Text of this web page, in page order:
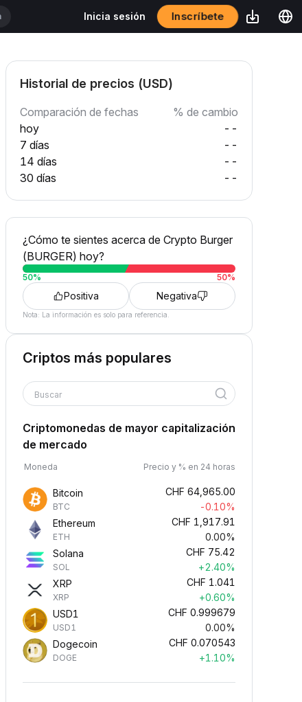
Inicia sesión Inscríbete
Historial de precios (USD)
Comparación de fechas
% de cambio
hoy
--
7 días
--
14 días
--
30 días
--
¿Cómo te sientes acerca de Crypto Burger
(BURGER) hoy?
50% 50%
Positiva Negativa
Nota: La información es solo para referencia.
Criptos más populares
Buscar
Criptomonedas de mayor capitalización
de mercado
Moneda Precio y % en 24 horas
Bitcoin
BTC
CHF 64,965.00
-0.10%
Ethereum
ETH
CHF 1,917.91
0.00%
Solana
SOL
CHF 75.42
+2.40%
XRP
XRP
CHF 1.041
+0.60%
USD1
USD1
CHF 0.999679
0.00%
Dogecoin
DOGE
CHF 0.070543
+1.10%